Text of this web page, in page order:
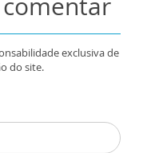
exclusiva de
do site.